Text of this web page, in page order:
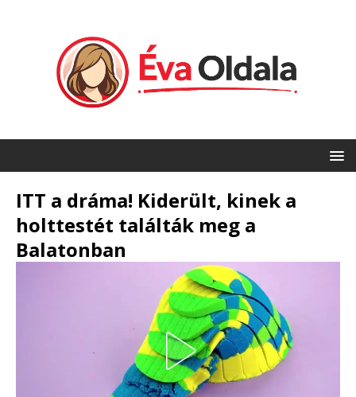
ITT a dráma! Kiderült, kinek a
holttestét találták meg a
Balatonban